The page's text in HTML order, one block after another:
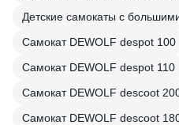
Детские самокаты с
Самокат DEWOLF despot 100
Самокат DEWOLF despot 110
Самокат DEWOLF descoot
Самокат DEWOLF descoot